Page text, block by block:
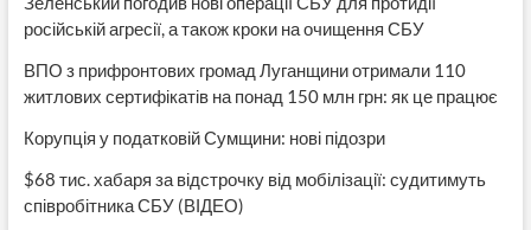
російській агресії, а також кроки на очищення СБУ
ВПО з прифронтових громад Луганщини отримали 110
житлових сертифікатів на понад 150 млн грн: як це працює
Корупція у податковій Сумщини: нові підозри
$68 тис. хабаря за відстрочку від мобілізації: судитимуть
співробітника СБУ (ВІДЕО)